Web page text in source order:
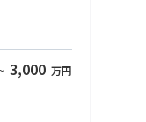
3,000 万円